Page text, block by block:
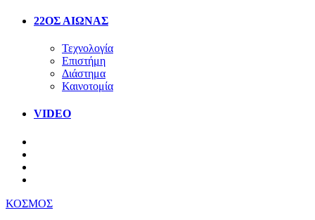
22ΟΣ ΑΙΩΝΑΣ
Τεχνολογία
Επιστήμη
Διάστημα
Καινοτομία
VIDEO
ΚΟΣΜΟΣ